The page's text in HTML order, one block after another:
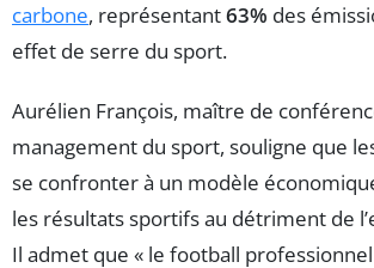
carbone, représentant63% des
effet de serre du sport.
Aurélien François, maître de
management du sport, souligne que
se confronter à un modèle
les résultats sportifs au détriment de
Il admet que « le football